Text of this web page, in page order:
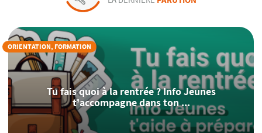
ORIENTATION, FORMATION
Tu fais quoi à la rentrée ? Info Jeunes
t’accompagne dans ton ...